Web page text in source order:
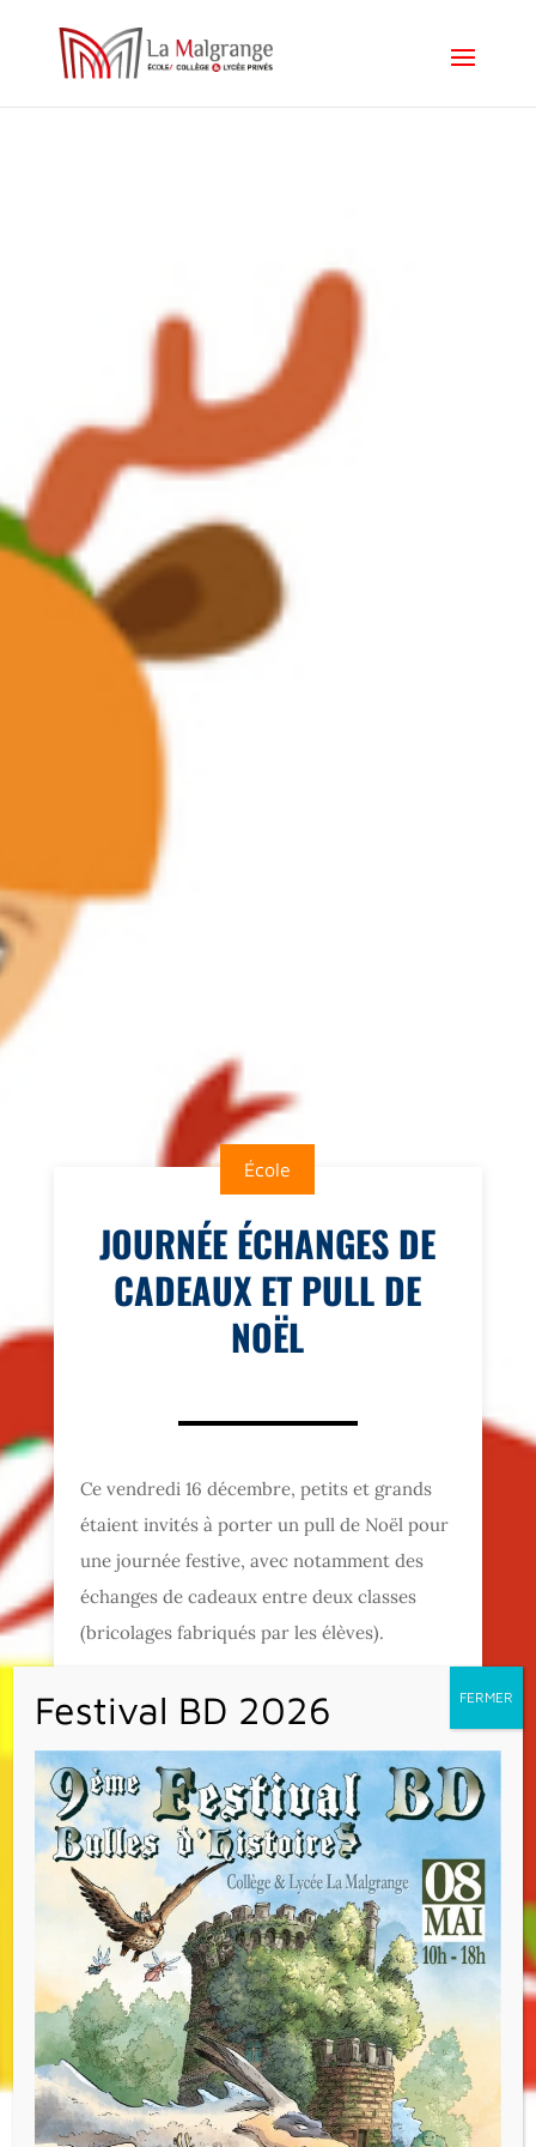
École
JOURNÉE ÉCHANGES DE
CADEAUX ET PULL DE
NOËL
Ce vendredi 16 décembre, petits et grands
étaient invités à porter un pull de Noël pour
une journée festive, avec notamment des
échanges de cadeaux entre deux classes
(bricolages fabriqués par les élèves).